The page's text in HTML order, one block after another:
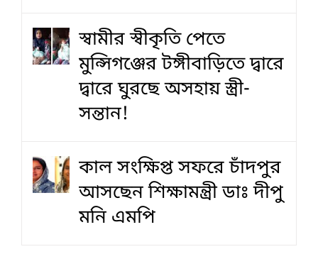
স্বামীর স্বীকৃতি পেতে
মুন্সিগঞ্জের টঙ্গীবাড়িতে দ্বারে
দ্বারে ঘুরছে অসহায় স্ত্রী-
সন্তান!
কাল সংক্ষিপ্ত সফরে চাঁদপুর
আসছেন শিক্ষামন্ত্রী ডাঃ দীপু
মনি এমপি